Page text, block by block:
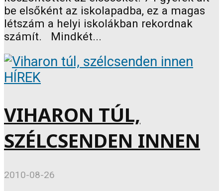
be elsőként az iskolapadba, ez a magas
létszám a helyi iskolákban rekordnak
számít. Mindkét...
HÍREK
VIHARON TÚL,
SZÉLCSENDEN INNEN
2010-08-26